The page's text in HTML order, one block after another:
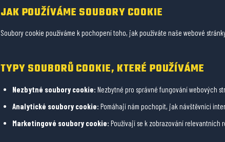
JAK POUŽÍVÁME SOUBORY COOKIE
Soubory cookie používáme k pochopení toho, jak používáte naše webové
TYPY SOUBORŮ COOKIE, KTERÉ POUŽÍVÁME
Nezbytné soubory cookie: Nezbytné pro správné fungování webových
Analytické soubory cookie: Pomáhají nám pochopit, jak návštěvníci
Marketingové soubory cookie: Používají se k zobrazování relevantních